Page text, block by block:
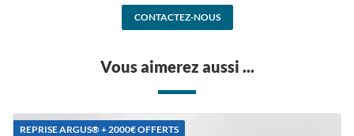
CONTACTEZ-NOUS
Vous aimerez aussi ...
REPRISE ARGUS®️ + 2000€ OFFERTS